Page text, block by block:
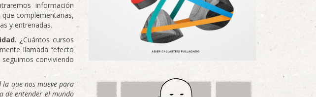
información
complementarias,
y entrenadas.
¿Cuántos cursos
llamada “efecto
conviviendo
la que nos mueve para
de entender el mundo